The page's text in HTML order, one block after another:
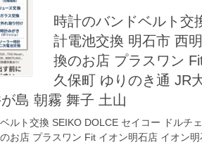
時計のバンドベルト交
計電池交換 明石市 西
換のお店 プラスワン
久保町 ゆりのき通 JR
島 朝霧 舞子 土山
ルト交換 SEIKO DOLCE セイコー ドルチ
お店 プラスワン Fit イオン明石店 イオン